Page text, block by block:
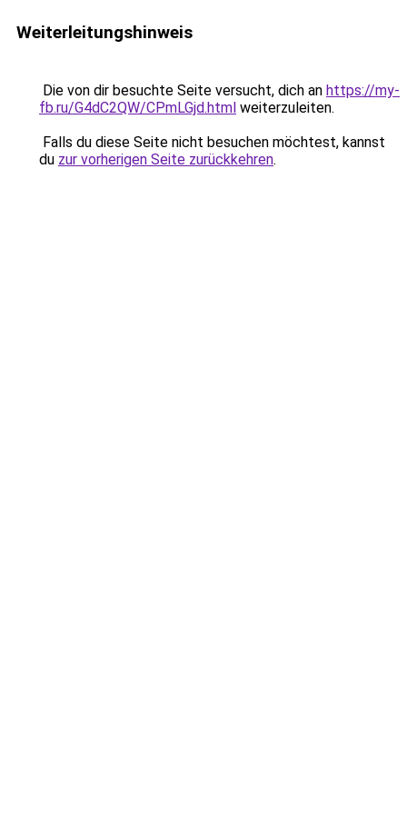
Weiterleitungshinweis
Die von dir besuchte Seite versucht, dich an https://my-
fb.ru/G4dC2QW/CPmLGjd.html weiterzuleiten.
Falls du diese Seite nicht besuchen möchtest, kannst
du zur vorherigen Seite zurückkehren.